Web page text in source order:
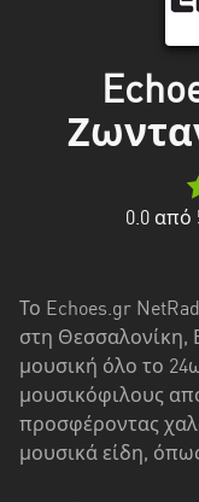
Αττική
Ήπειρος
Θεσσαλία
0.0 από
Το Echoes.gr
στη Θεσσαλονίκη,
μουσική όλο το
μουσικόφιλους
προσφέροντας
μουσικά είδη,